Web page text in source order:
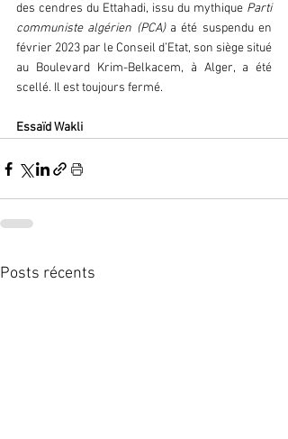
des cendres du Ettahadi, issu du mythique Parti
communiste algérien (PCA) a été suspendu en
février 2023 par le Conseil d’Etat, son siège situé
au Boulevard Krim-Belkacem, à Alger, a été
scellé. Il est toujours fermé.
Essaïd Wakli
Posts récents